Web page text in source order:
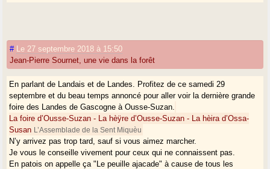
#
Le 27 septembre 2018 à 15:50
Jean-Pierre Sournet, une vie dans la forêt
En parlant de Landais et de Landes. Profitez de ce samedi 29
septembre et du beau temps annoncé pour aller voir la dernière grande
foire des Landes de Gascogne à Ousse-Suzan.
La foire d’Ousse-Suzan - La hèÿre d’Ousse-Suzan - La hèira d’Ossa-
Susan L’Assemblade de la Sent Miquèu
N’y arrivez pas trop tard, sauf si vous aimez marcher.
Je vous le conseille vivement pour ceux qui ne connaissent pas.
En patois on appelle ça "Le peuille ajacade" à cause de tous les